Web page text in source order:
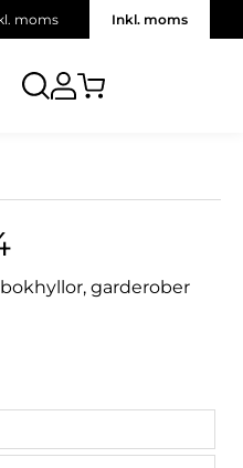
moms Inkl. moms
garderober